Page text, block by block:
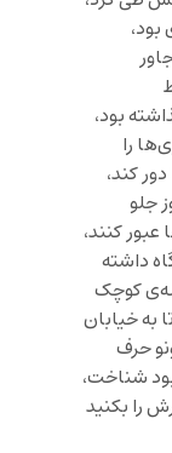
بود،
را
کند،
جلو
کنند،
داشته
کوچک
به خیابان
حرف
شناخت،
را بکنید